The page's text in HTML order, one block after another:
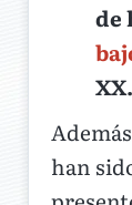
de
XX.
han